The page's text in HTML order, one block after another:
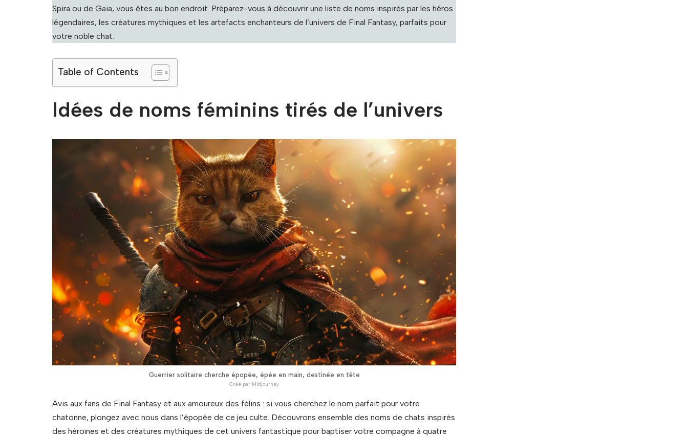
Spira ou de Gaia, vous êtes au bon endroit. Préparez-vous à découvrir une liste de noms inspirés par les héros
légendaires, les créatures mythiques et les artefacts enchanteurs de l’univers de Final Fantasy, parfaits pour
votre noble chat.
Table of Contents
Idées de noms féminins tirés de l’univers
Guerrier solitaire cherche épopée, épée en main, destinée en tête
Avis aux fans de Final Fantasy et aux amoureux des félins : si vous cherchez le nom parfait pour votre
chatonne, plongez avec nous dans l’épopée de ce jeu culte. Découvrons ensemble des noms de chats inspirés
des héroïnes et des créatures mythiques de cet univers fantastique pour baptiser votre compagne à quatre